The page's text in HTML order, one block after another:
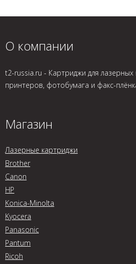
О компании
t2-russia.ru - Картриджи для лазерных
принтеров, фотобумага и факс-
Магазин
Лазерные картриджи
Brother
Canon
HP
Konica-Minolta
Kyocera
Panasonic
Pantum
Ricoh